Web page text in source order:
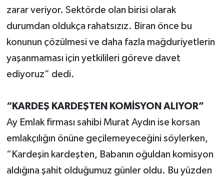
zarar veriyor. Sektörde olan birisi olarak
durumdan oldukça rahatsızız. Biran önce bu
konunun çözülmesi ve daha fazla mağduriyetlerin
yaşanmaması için yetkilileri göreve davet
ediyoruz” dedi.
“KARDEŞ KARDEŞTEN KOMİSYON ALIYOR”
Ay Emlak firması sahibi Murat Aydın ise korsan
emlakçılığın önüne geçilemeyeceğini söylerken,
“Kardeşin kardeşten, Babanın oğuldan komisyon
aldığına şahit olduğumuz günler oldu. Bu yüzden